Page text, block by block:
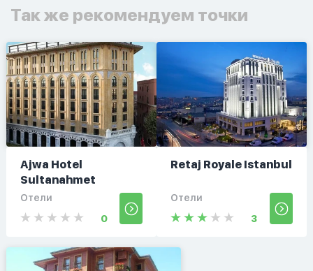
Так же рекомендуем точки
Ajwa Hotel
Sultanahmet
Отели
0
Retaj Royale Istanbul
Отели
3